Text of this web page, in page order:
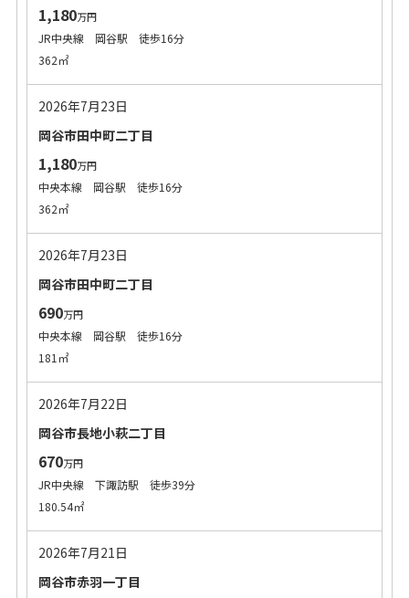
1,180万円
JR中央線 岡谷駅 徒歩16分
362㎡
2026年7月23日
岡谷市田中町二丁目
1,180万円
中央本線 岡谷駅 徒歩16分
362㎡
2026年7月23日
岡谷市田中町二丁目
690万円
中央本線 岡谷駅 徒歩16分
181㎡
2026年7月22日
岡谷市長地小萩二丁目
670万円
JR中央線 下諏訪駅 徒歩39分
180.54㎡
2026年7月21日
岡谷市赤羽一丁目